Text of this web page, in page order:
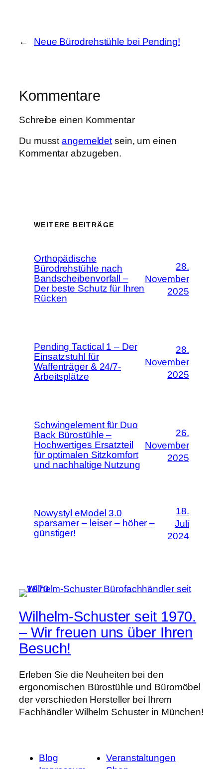
← Neue Bürodrehstühle bei Pending!
Kommentare
Schreibe einen Kommentar
Du musstangemeldet sein, um einen
Kommentar abzugeben.
WEITERE BEITRÄGE
Orthopädische
Bürodrehstühle nach
Bandscheibenvorfall –
Der beste Schutz für Ihren
Rücken
28.
November
2025
Pending Tactical 1 – Der
Einsatzstuhl für
Waffenträger & 24/7-
Arbeitsplätze
28.
November
2025
Schwingelement für Duo
Back Bürostühle –
Hochwertiges Ersatzteil
für optimalen Sitzkomfort
und nachhaltige Nutzung
26.
November
2025
Nowystyl eModel 3.0
sparsamer – leiser – höher –
günstiger!
18.
Juli
2024
Wilhelm-Schuster seit 1970.
– Wir freuen uns über Ihren
Besuch!
Erleben Sie die Neuheiten bei den
ergonomischen Bürostühle und Büromöbel
der verschieden Hersteller bei Ihrem
Fachhändler Wilhelm Schuster in München!
Blog
Veranstaltungen